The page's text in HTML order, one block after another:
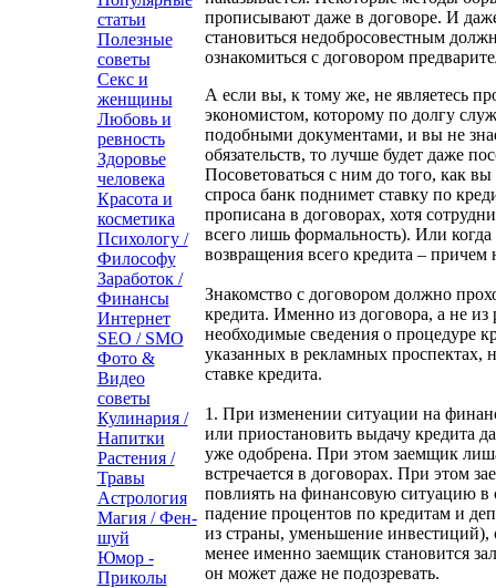
статьи
Полезные
советы
Секс и
женщины
Любовь и
ревность
Здоровье
человека
Красота и
косметика
Психологу /
Философу
Заработок /
Финансы
Интернет
SEO / SMO
Фото &
Видео
советы
Кулинария /
Напитки
Растения /
Травы
Астрология
Магия / Фен-
шуй
Юмор -
Приколы
прописывают даже в договоре. И
становиться недобросовестным
ознакомиться с договором
А если вы, к тому же, не являетесь
экономистом, которому по долгу
подобными документами, и вы не
обязательств, то лучше будет даже
Посоветоваться с ним до того, как
спроса банк поднимет ставку по
прописана в договорах, хотя
всего лишь формальность). Или когда
возвращения всего кредита – причем
Знакомство с договором должно
кредита. Именно из договора, а не
необходимые сведения о процедуре
указанных в рекламных
ставке кредита.
1. При изменении ситуации на
или приостановить выдачу кредита
уже одобрена. При этом заемщик
встречается в договорах. При этом
повлиять на финансовую ситуацию в
падение процентов по кредитам и
из страны, уменьшение инвестиций),
менее именно заемщик становится
он может даже не подозревать.